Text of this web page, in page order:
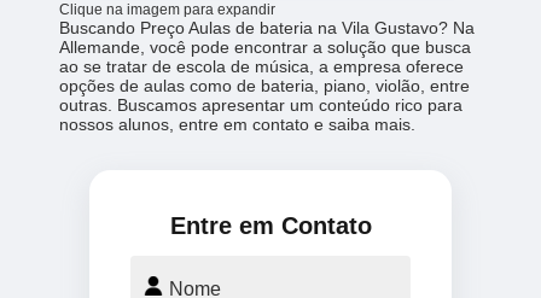
Clique na imagem para expandir
Buscando Preço Aulas de bateria na Vila Gustavo? Na
Allemande, você pode encontrar a solução que busca
ao se tratar de escola de música, a empresa oferece
opções de aulas como de bateria, piano, violão, entre
outras. Buscamos apresentar um conteúdo rico para
nossos alunos, entre em contato e saiba mais.
Entre em Contato